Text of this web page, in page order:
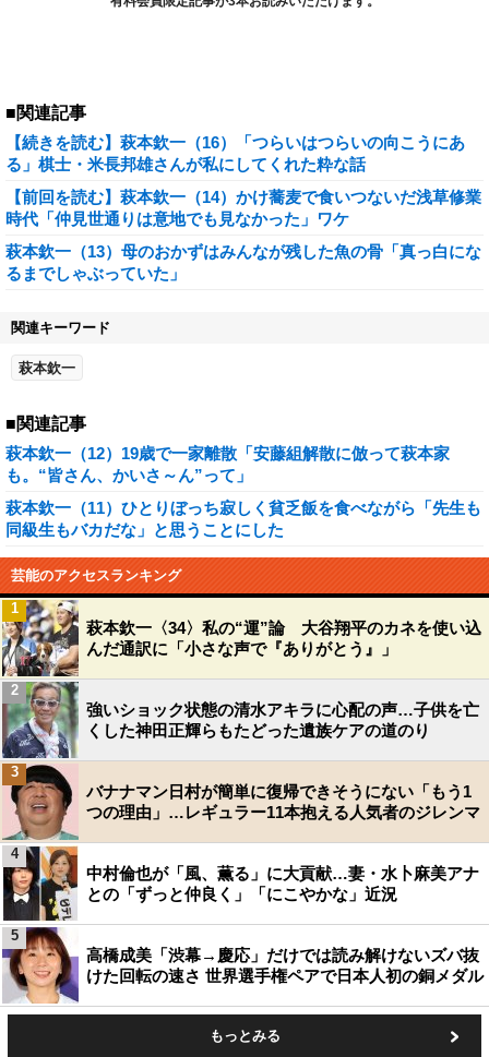
■関連記事
【続きを読む】萩本欽一（16）「つらいはつらいの向こうにあ
る」棋士・米長邦雄さんが私にしてくれた粋な話
【前回を読む】萩本欽一（14）かけ蕎麦で食いつないだ浅草修業
時代「仲見世通りは意地でも見なかった」ワケ
萩本欽一（13）母のおかずはみんなが残した魚の骨「真っ白にな
るまでしゃぶっていた」
関連キーワード
萩本欽一
■関連記事
萩本欽一（12）19歳で一家離散「安藤組解散に倣って萩本家
も。“皆さん、かいさ～ん”って」
萩本欽一（11）ひとりぼっち寂しく貧乏飯を食べながら「先生も
同級生もバカだな」と思うことにした
芸能のアクセスランキング
萩本欽一〈34〉私の“運”論 大谷翔平のカネを使い込
んだ通訳に「小さな声で『ありがとう』」
1
強いショック状態の清水アキラに心配の声…子供を亡
くした神田正輝らもたどった遺族ケアの道のり
2
バナナマン日村が簡単に復帰できそうにない「もう1
つの理由」…レギュラー11本抱える人気者のジレンマ
3
中村倫也が「風、薫る」に大貢献…妻・水卜麻美アナ
との「ずっと仲良く」「にこやかな」近況
4
高橋成美「渋幕→慶応」だけでは読み解けないズバ抜
けた回転の速さ 世界選手権ペアで日本人初の銅メダル
5
もっとみる